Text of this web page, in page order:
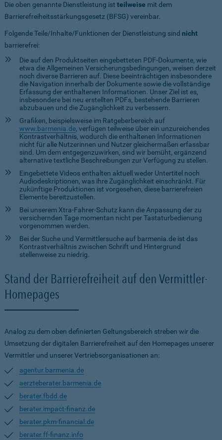
Die oben genannte Dienstleistung ist teilweise mit dem
Barrierefreiheitsstärkungsgesetz (BFSG) vereinbar.
Folgende Teile/Inhalte/Funktionen der Dienstleistung sind nicht
barrierefrei:
Die auf den Produktseiten eingebetteten PDF-Dokumente, wie
etwa die Allgemeinen Versicherungsbedingungen, weisen derzeit
noch diverse Barrieren auf. Diese beeinträchtigen insbesondere
die Navigation innerhalb der Dokumente sowie die vollständige
Erfassung der enthaltenen Informationen. Unser Ziel ist es,
insbesondere bei neu erstellten PDFs, bestehende Barrieren
abzubauen und die Zugänglichkeit zu verbessern.
Grafiken, beispielsweise im Ratgeberbereich auf
www.barmenia.de, verfügen teilweise über ein unzureichendes
Kontrastverhältnis, wodurch die enthaltenen Informationen
nicht für alle Nutzerinnen und Nutzer gleichermaßen erfassbar
sind. Um dem entgegenzuwirken, sind wir bemüht, ergänzend
alternative textliche Beschreibungen zur Verfügung zu stellen.
Eingebettete Videos enthalten aktuell weder Untertitel noch
Audiodeskriptionen, was ihre Zugänglichkeit einschränkt. Für
zukünftige Produktionen ist vorgesehen, diese barrierefreien
Elemente bereitzustellen.
Bei unserem Xtra-Fahrer-Schutz kann die Anpassung der zu
versichernden Tage momentan nicht per Tastaturbedienung
vorgenommen werden.
Bei der Suche und Vermittlersuche auf barmenia.de ist das
Kontrastverhältnis zwischen Schrift und Hintergrund
stellenweise zu niedrig.
Stand der Barrierefreiheit auf den Vermittler-
Homepages
Analog zu dem oben definierten Geltungsbereich streben wir die
Umsetzung der digitalen Barrierefreiheit auf den Homepages unserer
Vermittler und unserer Vertriebsorganisationen an:
agentur.barmenia.de
aerzteberater.barmenia.de
berater.fbdd.de
berater.impact-finanz.de
berater.pkm-financial.de
berater.ff-finanz.info